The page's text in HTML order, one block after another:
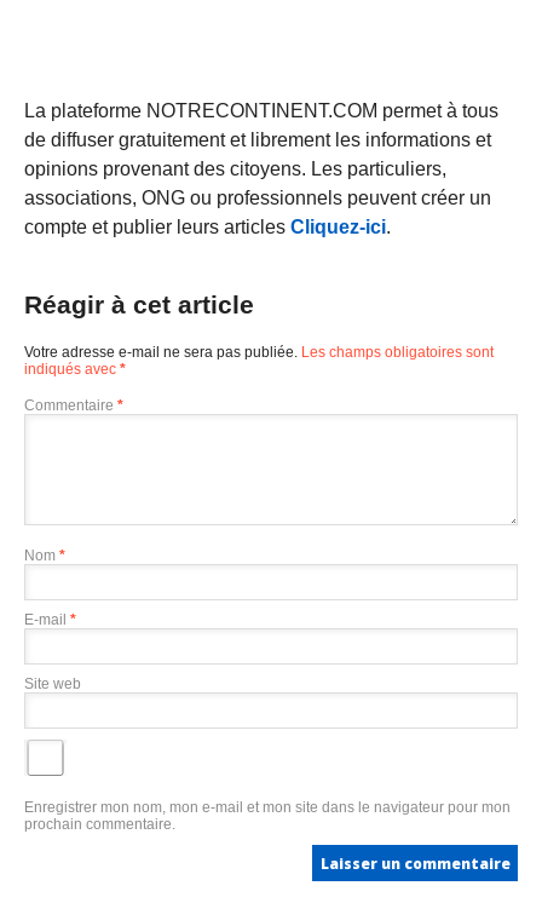
La plateforme NOTRECONTINENT.COM permet à tous
de diffuser gratuitement et librement les informations et
opinions provenant des citoyens. Les particuliers,
associations, ONG ou professionnels peuvent créer un
compte et publier leurs articles Cliquez-ici.
Réagir à cet article
Votre adresse e-mail ne sera pas publiée. Les champs obligatoires sont
indiqués avec *
Commentaire *
Nom *
E-mail *
Site web
Enregistrer mon nom, mon e-mail et mon site dans le navigateur pour mon
prochain commentaire.